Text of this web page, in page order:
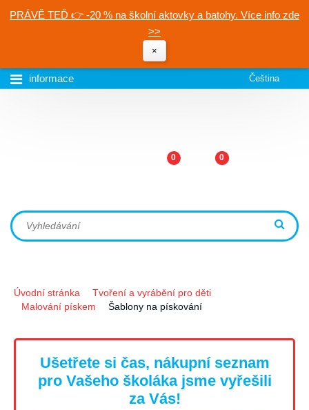
PRÁVĚ TEĎ 👉 -20 % na školní aktovky a batohy. Více info zde
>>
×
informace Čeština
0 0
Úvodní stránka
Tvoření a vyrábění pro děti
Malování pískem
Šablony na pískování
Ušetřete si čas, nákupní seznam
pro Vašeho školáka jsme vyřešili
za Vás!